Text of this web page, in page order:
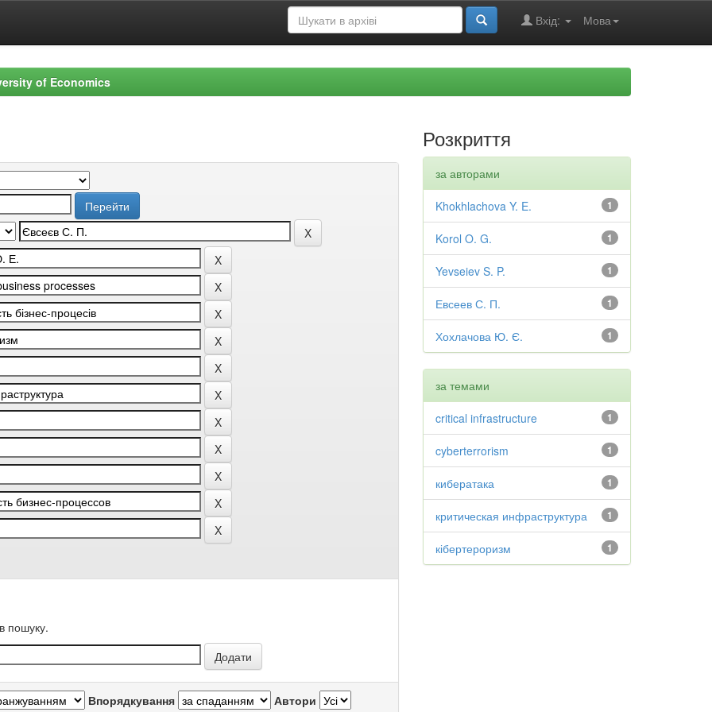
Мова
Вхід:
of Economics
пошуку.
Впорядкування Автори
Розкриття
за авторами
1
Khokhlachova Y. E.
1
Korol O. G.
1
Yevseiev S. P.
1
Евсеев С. П.
1
Хохлачова Ю. Є.
за темами
1
critical infrastructure
1
cyberterrorism
1
кибератака
1
критическая инфраструктура
1
кібертероризм